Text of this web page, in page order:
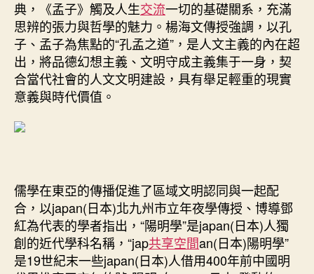
典，《孟子》觸及人生交流一切的基礎關系，充滿
思辨的張力與哲學的魅力。楊海文傳授強調，以孔
子、孟子為焦點的“孔孟之道”，是人文主義的內在超
出，將品德幻想主義、文明守成主義集于一身，契
合當代社會的人文文明建設，具有舉足輕重的現實
意義與時代價值。
儒學在東亞的傳播促進了區域文明認同與一起配
合，以japan(日本)北九州市立年夜學傳授、博導鄧
紅為代表的學者指出，“陽明學”是japan(日本)人獨
創的近代學科名稱，“jap共享空間an(日本)陽明學”
是19世紀末一些japan(日本)人借用400年前中國明